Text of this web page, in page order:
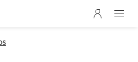
Menu
Abre